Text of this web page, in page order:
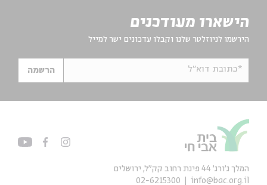
הישארו מעודכנים
הירשמו לניוזלטר שלנו וקבלו עדכונים ישר למייל
*כתובת דוא"ל הרשמה
המלך ג'ורג' 44 פינת רחוב קק״ל, ירושלים
info@bac.org.il
02-6215300